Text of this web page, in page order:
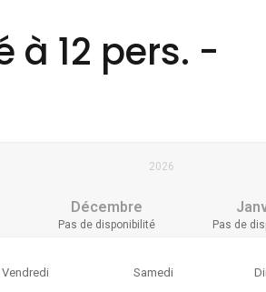
à 12 pers. -
Décembre
Pas de disponibilité
2026
Pas de
Vendredi Samedi